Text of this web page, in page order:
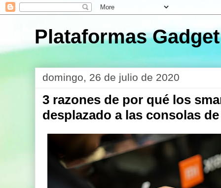
Plataformas Gadget
domingo, 26 de julio de 2020
3 razones de por qué los
desplazado a las consolas